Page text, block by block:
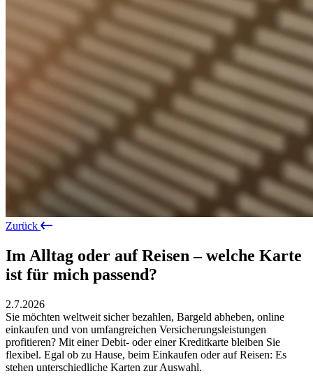
Zurück
Im Alltag oder auf Reisen – welche Karte
ist für mich passend?
2.7.2026
Sie möchten weltweit sicher bezahlen, Bargeld abheben, online
einkaufen und von umfangreichen Versicherungsleistungen
profitieren? Mit einer Debit- oder einer Kreditkarte bleiben Sie
flexibel. Egal ob zu Hause, beim Einkaufen oder auf Reisen: Es
stehen unterschiedliche Karten zur Auswahl.